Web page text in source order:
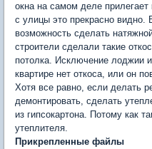
окна на самом деле
с улицы это прекрасно видно.
возможность сделать
строители сделали такие
потолка. Исключение лоджии
квартире нет откоса, или он
Хотя все равно, если делать
демонтировать, сделать
из гипсокартона. Потому как
утеплителя.
Прикрепленные файлы